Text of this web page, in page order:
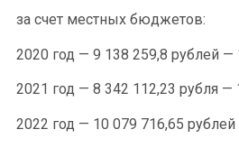
за счет местных бюджетов:
2020 год — 9 138 259,8 рублей —
2021 год — 8 342 112,23 рубля —
2022 год — 10 079 716,65 рублей